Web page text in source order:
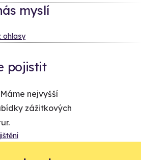
myslí
ohlasy
pojistit
nejvyšší
zážitkových